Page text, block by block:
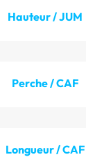
Hauteur / JUM
Perche / CAF
Longueur / CAF